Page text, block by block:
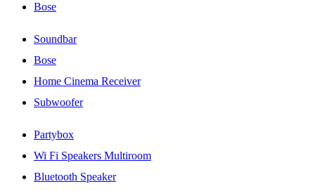
Bose
Soundbar
Bose
Home Cinema Receiver
Subwoofer
Partybox
Wi Fi Speakers Multiroom
Bluetooth Speaker